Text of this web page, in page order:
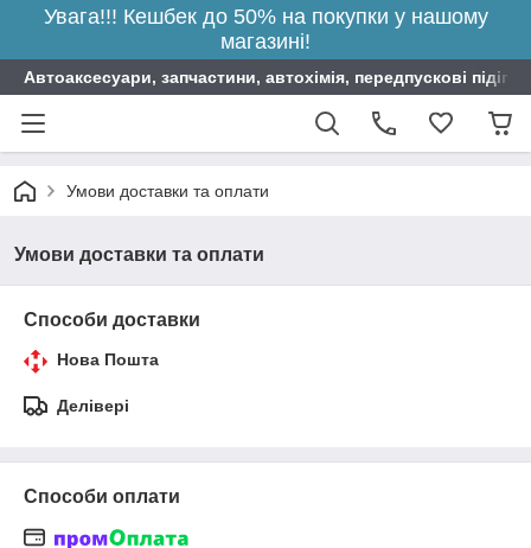
Увага!!! Кешбек до 50% на покупки у нашому
магазині!
Автоаксесуари, запчастини, автохімія, передпускові
Умови доставки та оплати
Умови доставки та оплати
Способи доставки
Нова Пошта
Делівері
Способи оплати